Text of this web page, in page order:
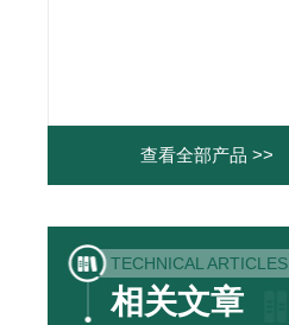
查看全部产品 >>
TECHNICAL ARTICLES
相关文章